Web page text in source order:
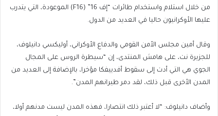
من خلال استلام واستخدام طائرات “إف 16” (F16) الموعودة، التي يتدرب
عليها الأوكرانيون حاليا في العديد من الدول.
وقال أمين مجلس الأمن القومي والدفاع الأوكراني، أوليكسي دانيلوف،
للجزيرة نت، على هامش المنتدى، إن “سيطرة الروس على المجال
الجوي هي التي أدت إلى سقوط أفدييفكا مؤخرا، بالإضافة إلى العديد من
المدن الأخرى قبل ذلك، لقد دمر طيرانهم المدن”.
وأضاف دانيلوف: “لا أعتبر ذلك انتصارا، فهذه المدن ليست مدنهم أولا،